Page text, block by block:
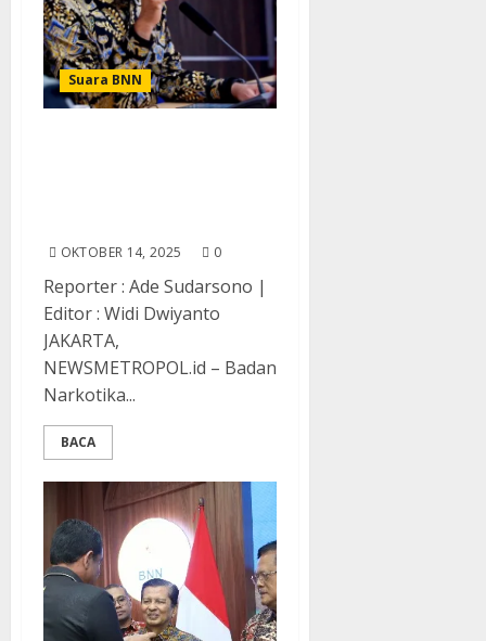
Suara BNN
OKTOBER 14, 2025 0
Reporter : Ade Sudarsono |
Editor : Widi Dwiyanto
JAKARTA,
NEWSMETROPOL.id – Badan
Narkotika...
BACA